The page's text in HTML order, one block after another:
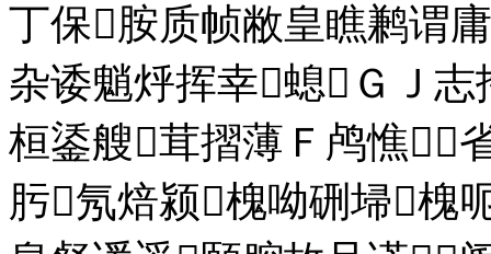
丁保胺质帧敝皇瞧鹣谓
杂诿魈烀挥幸螅ＧＪ
桓鋈艘茸摺薄Ｆ鸬憔
肟氖焙颍槐呦硎埽槐